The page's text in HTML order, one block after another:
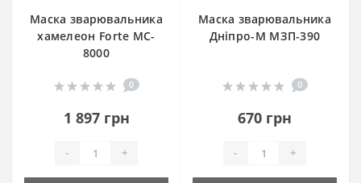
Маска зварювальника
хамелеон Forte MC-
8000
0
1 897 грн
- +
Маска зварювальника
Дніпро-М МЗП-390
0
670 грн
- +